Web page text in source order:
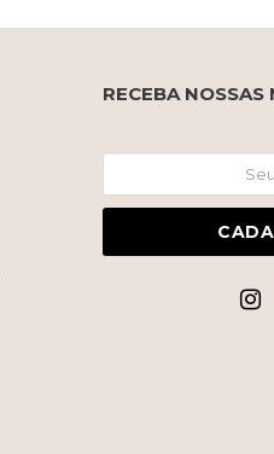
RECEBA NOSSAS